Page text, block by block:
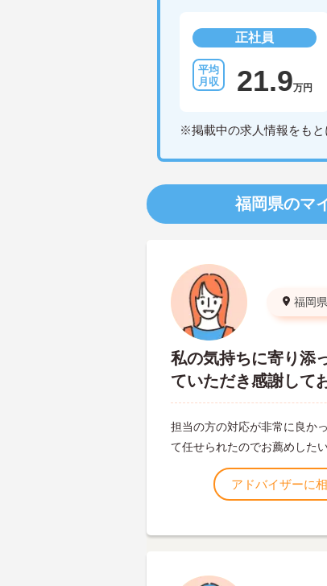
正社員
21.9万円
※掲載中の求人情報をも
福岡県のマ
福岡県
私の気持ちに寄り添
ていただき感謝して
担当の方の対応が非常に良か
て任せられたのでお薦めしたい
アドバイザーに